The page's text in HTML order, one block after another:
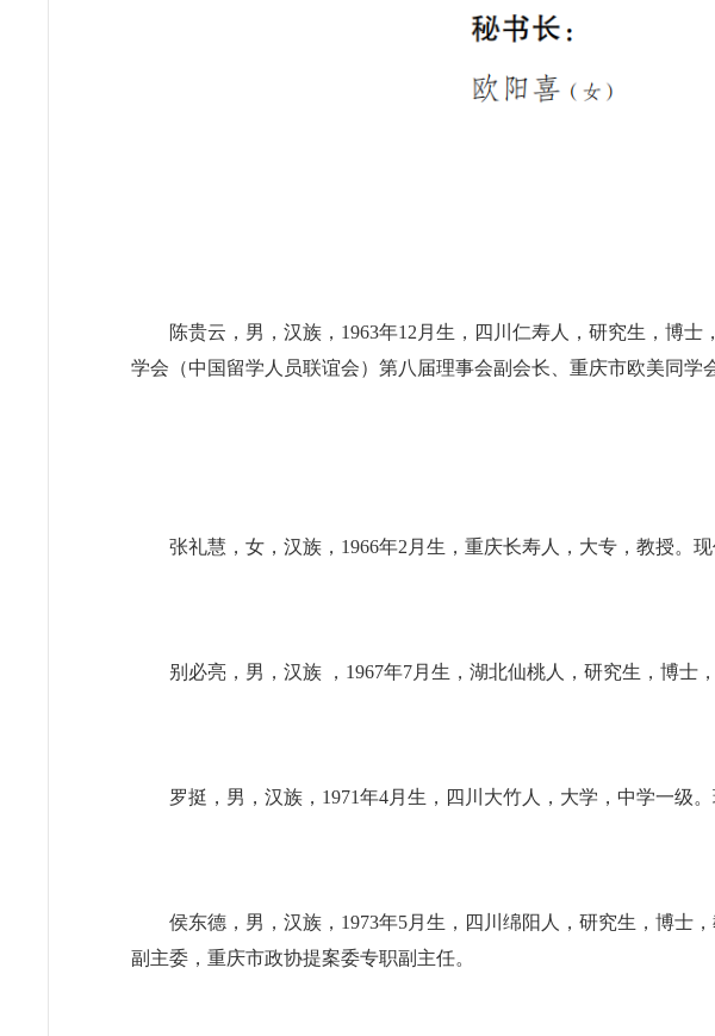
陈贵云，男，汉族，1963年12月生，四川仁寿人，研究生，博
学会（中国留学人员联谊会）第八届理事会副会长、重庆市欧美同学
张礼慧，女，汉族，1966年2月生，重庆长寿人，大专，教授。
别必亮，男，汉族 ，1967年7月生，湖北仙桃人，研究生，博士
罗挺，男，汉族，1971年4月生，四川大竹人，大学，中学一级
侯东德，男，汉族，1973年5月生，四川绵阳人，研究生，博士
副主委，重庆市政协提案委专职副主任。